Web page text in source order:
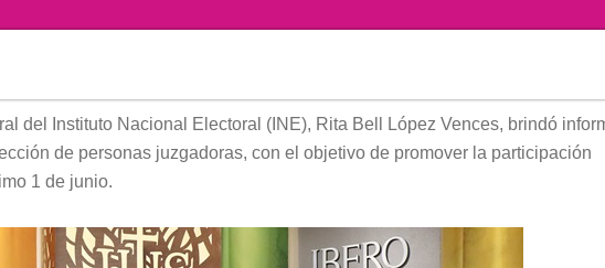
del Instituto Nacional Electoral (INE), Rita Bell López Vences, brindó
de personas juzgadoras, con el objetivo de promover la participación
1 de junio.